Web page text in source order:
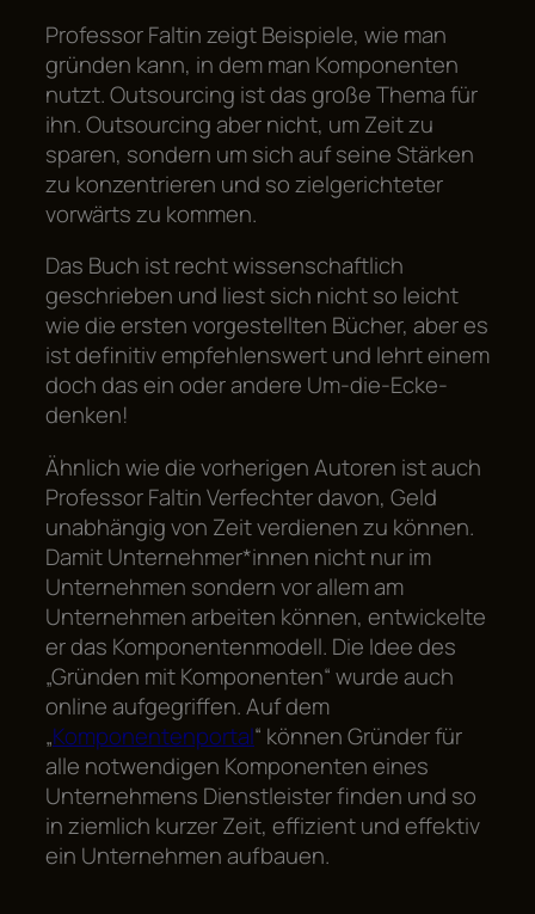
Professor Faltin zeigt Beispiele, wie man
gründen kann, in dem man Komponenten
nutzt. Outsourcing ist das große Thema für
ihn. Outsourcing aber nicht, um Zeit zu
sparen, sondern um sich auf seine Stärken
zu konzentrieren und so zielgerichteter
vorwärts zu kommen.
Das Buch ist recht wissenschaftlich
geschrieben und liest sich nicht so leicht
wie die ersten vorgestellten Bücher, aber es
ist definitiv empfehlenswert und lehrt einem
doch das ein oder andere Um-die-Ecke-
denken!
Ähnlich wie die vorherigen Autoren ist auch
Professor Faltin Verfechter davon, Geld
unabhängig von Zeit verdienen zu können.
Damit Unternehmer*innen nicht nurim
Unternehmen sondern vor allemam
Unternehmen arbeiten können, entwickelte
er das Komponentenmodell. Die Idee des
„Gründen mit Komponenten“ wurde auch
online aufgegriffen. Auf dem
„Komponentenportal“ können Gründer für
alle notwendigen Komponenten eines
Unternehmens Dienstleister finden und so
in ziemlich kurzer Zeit, effizient und effektiv
ein Unternehmen aufbauen.